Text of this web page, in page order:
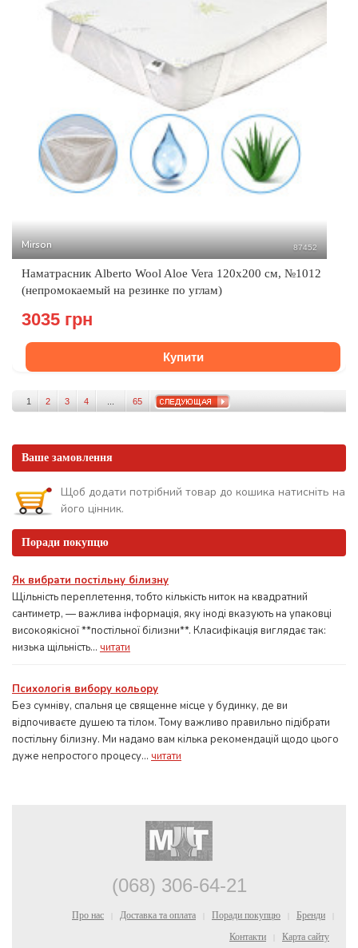
Mirson 87452
Наматрасник Alberto Wool Aloe Vera 120x200 см, №1012
(непромокаемый на резинке по углам)
3035 грн
Купити
1 2 3 4 65
Ваше замовлення
Щоб додати потрібний товар до кошика натисніть на
його цінник.
Поради покупцю
Як вибрати постільну білизну
Щільність переплетення, тобто кількість ниток на квадратний
сантиметр, — важлива інформація, яку іноді вказують на упаковці
високоякісної **постільної білизни**. Класифікація виглядає так:
низька щільність... читати
Психологія вибору кольору
Без сумніву, спальня це священне місце у будинку, де ви
відпочиваєте душею та тілом. Тому важливо правильно підібрати
постільну білизну. Ми надамо вам кілька рекомендацій щодо цього
дуже непростого процесу... читати
(068) 306-64-21
Про нас Доставка та оплата Поради покупцю Бренди
Контакти Карта сайту